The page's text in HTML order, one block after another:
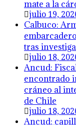
mate a la
julio 19,
Calbuco:
tras
julio 18,
Ancud:
encontrado
cráneo al
de Chile
julio 18,
Ancud: